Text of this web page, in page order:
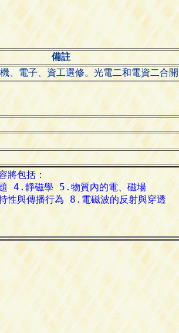
備註
、電子、資工選修。光電二和電資二合開